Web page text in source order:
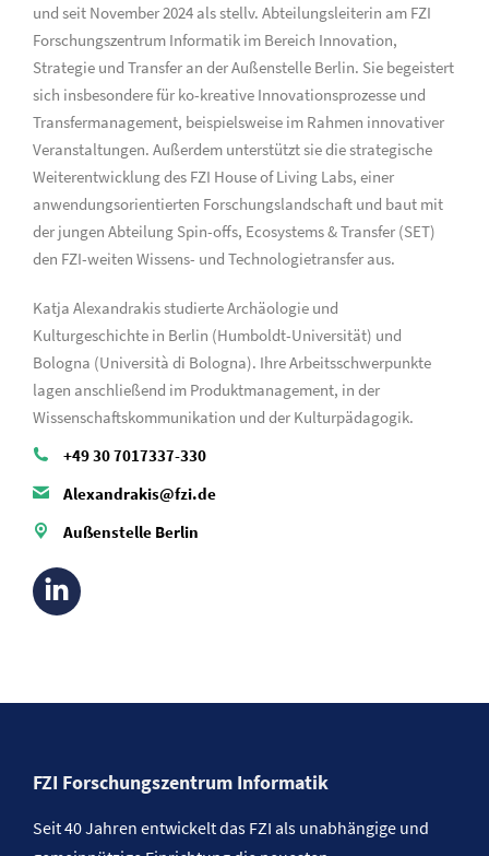
und seit November 2024 als stellv. Abteilungsleiterin am FZI
Forschungszentrum Informatik im Bereich Innovation,
Strategie und Transfer an der Außenstelle Berlin. Sie begeistert
sich insbesondere für ko-kreative Innovationsprozesse und
Transfermanagement, beispielsweise im Rahmen innovativer
Veranstaltungen. Außerdem unterstützt sie die strategische
Weiterentwicklung des FZI House of Living Labs, einer
anwendungsorientierten Forschungslandschaft und baut mit
der jungen Abteilung Spin-offs, Ecosystems & Transfer (SET)
den FZI-weiten Wissens- und Technologietransfer aus.
Katja Alexandrakis studierte Archäologie und
Kulturgeschichte in Berlin (Humboldt-Universität) und
Bologna (Università di Bologna). Ihre Arbeitsschwerpunkte
lagen anschließend im Produktmanagement, in der
Wissenschaftskommunikation und der Kulturpädagogik.
+49 30 7017337-330
Alexandrakis@fzi.de
Außenstelle Berlin
FZI Forschungszentrum Informatik
Seit 40 Jahren entwickelt das FZI als unabhängige und